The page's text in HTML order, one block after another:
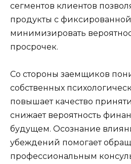
сегментов клиентов
продукты с фиксированной
минимизировать
просрочек.
Со стороны заемщиков
собственных
повышает качество
снижает вероятность
будущем. Осознание
убеждений помогает
профессиональным